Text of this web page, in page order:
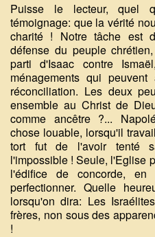
Puisse le lecteur, quel
témoignage: que la vérité
charité ! Notre tâche est
défense du peuple
parti d'Isaac contre
ménagements qui
réconciliation. Les deux
ensemble au Christ de
comme ancêtre ?...
chose louable, lorsqu'il
tort fut de l'avoir tenté
l'impossible ! Seule, l'Eglise
l'édifice de concorde,
perfectionner. Quelle
lorsqu'on dira: Les
frères, non sous des
!